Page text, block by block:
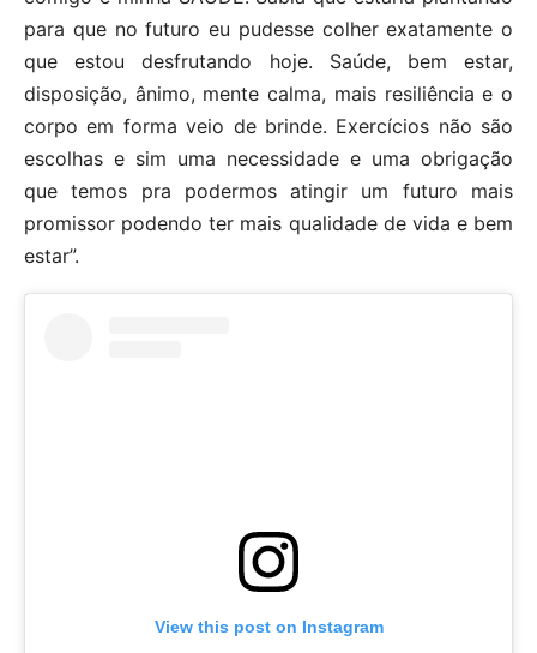
para que no futuro eu pudesse colher exatamente o
que estou desfrutando hoje. Saúde, bem estar,
disposição, ânimo, mente calma, mais resiliência e o
corpo em forma veio de brinde. Exercícios não são
escolhas e sim uma necessidade e uma obrigação
que temos pra podermos atingir um futuro mais
promissor podendo ter mais qualidade de vida e bem
estar”.
View this post on Instagram